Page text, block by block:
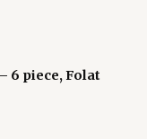
6 piece, Folat